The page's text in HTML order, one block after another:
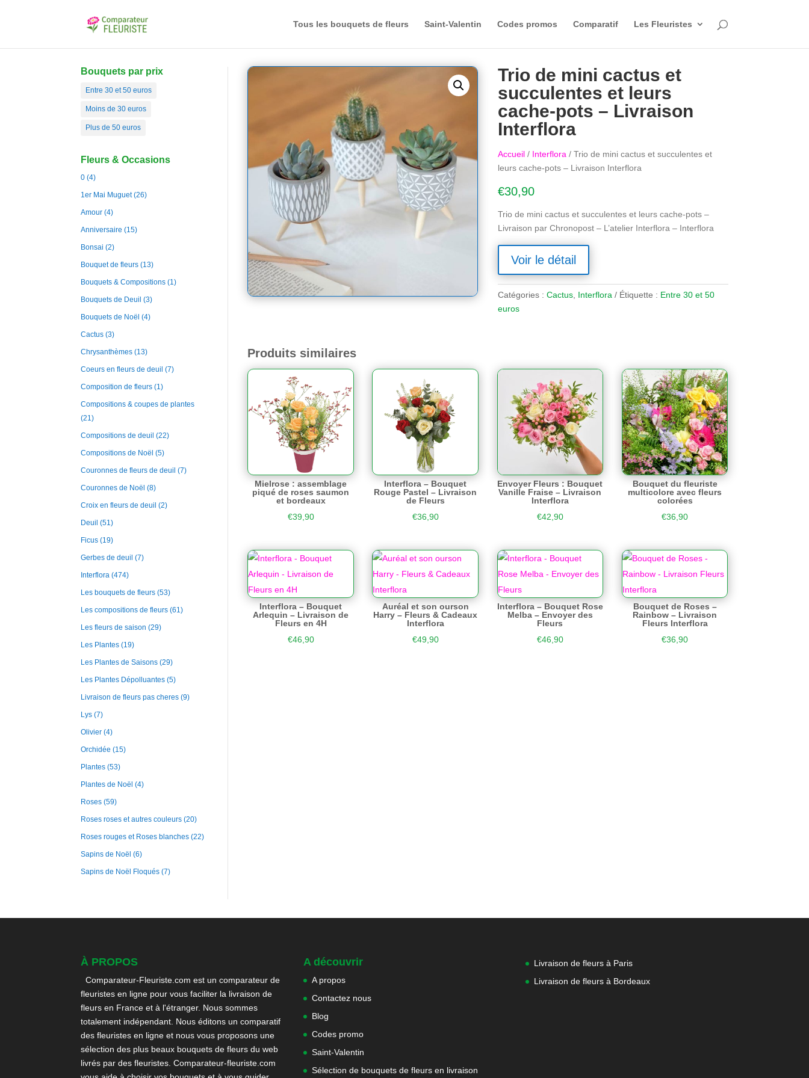
Tous les bouquets de fleurs Saint-Valentin Codes promos Comparatif Les Fleuristes
Bouquets par prix
Entre 30 et 50 euros
Moins de 30 euros
Plus de 50 euros
Fleurs & Occasions
0 (4)
1er Mai Muguet (26)
Amour (4)
Anniversaire (15)
Bonsai (2)
Bouquet de fleurs (13)
Bouquets & Compositions (1)
Bouquets de Deuil (3)
Bouquets de Noël (4)
Cactus (3)
Chrysanthèmes (13)
Coeurs en fleurs de deuil (7)
Composition de fleurs (1)
Compositions & coupes de plantes
(21)
Compositions de deuil (22)
Compositions de Noël (5)
Couronnes de fleurs de deuil (7)
Couronnes de Noël (8)
Croix en fleurs de deuil (2)
Deuil (51)
Ficus (19)
Gerbes de deuil (7)
Interflora (474)
Les bouquets de fleurs (53)
Les compositions de fleurs (61)
Les fleurs de saison (29)
Les Plantes (19)
Les Plantes de Saisons (29)
Les Plantes Dépolluantes (5)
Livraison de fleurs pas cheres (9)
Lys (7)
Olivier (4)
Orchidée (15)
Plantes (53)
Plantes de Noël (4)
Roses (59)
Roses roses et autres couleurs (20)
Roses rouges et Roses blanches (22)
Sapins de Noël (6)
Sapins de Noël Floqués (7)
Trio de mini cactus et
succulentes et leurs
cache-pots – Livraison
Interflora
Accueil/ Interflora/ Trio de mini cactus et succulentes et
leurs cache-pots – Livraison Interflora
€30,90
Trio de mini cactus et succulentes et leurs cache-pots –
Livraison par Chronopost – L’atelier Interflora – Interflora
Voir le détail
Catégories : Cactus, Interflora Étiquette : Entre 30 et 50
euros
Produits similaires
Mielrose : assemblage
piqué de roses saumon
et bordeaux
€39,90
Interflora – Bouquet
Rouge Pastel – Livraison
de Fleurs
€36,90
Envoyer Fleurs : Bouquet
Vanille Fraise – Livraison
Interflora
€42,90
Bouquet du fleuriste
multicolore avec fleurs
colorées
€36,90
Interflora – Bouquet
Arlequin – Livraison de
Fleurs en 4H
€46,90
Auréal et son ourson
Harry – Fleurs & Cadeaux
Interflora
€49,90
Interflora – Bouquet Rose
Melba – Envoyer des
Fleurs
€46,90
Bouquet de Roses –
Rainbow – Livraison
Fleurs Interflora
€36,90
À PROPOS
Comparateur-Fleuriste.com est un comparateur de
fleuristes en ligne pour vous faciliter la livraison de
fleurs en France et à l'étranger. Nous sommes
totalement indépendant. Nous éditons un comparatif
des fleuristes en ligne et nous vous proposons une
sélection des plus beaux bouquets de fleurs du web
livrés par des fleuristes. Comparateur-fleuriste.com
A découvrir
A propos
Contactez nous
Blog
Codes promo
Saint-Valentin
Sélection de bouquets de fleurs en livraison
Livraison de fleurs à Paris
Livraison de fleurs à Bordeaux